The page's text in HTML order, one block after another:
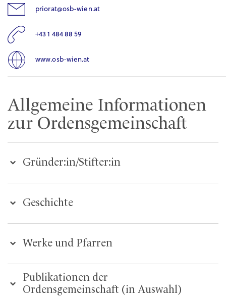
priorat@osb-wien.at
+43 1 484 88 59
www.osb-wien.at
Allgemeine Informationen
zur Ordensgemeinschaft
Gründer:in/Stifter:in
Geschichte
Werke und Pfarren
Publikationen der
Ordensgemeinschaft (in Auswahl)